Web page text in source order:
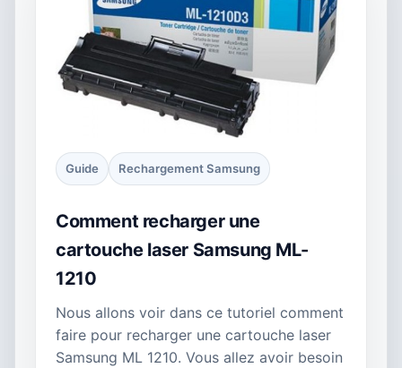
Guide Rechargement Samsung
Comment recharger une
cartouche laser Samsung ML-
1210
Nous allons voir dans ce tutoriel comment
faire pour recharger une cartouche laser
Samsung ML 1210. Vous allez avoir besoin